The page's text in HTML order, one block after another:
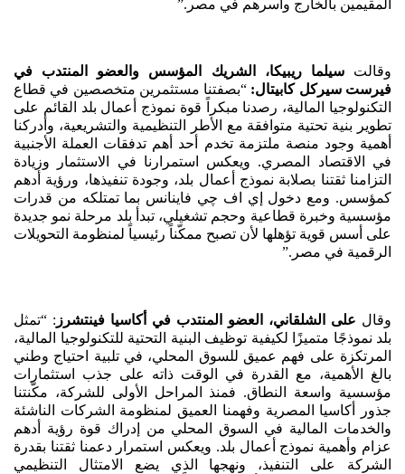
المقيمين بالخارج وأسرهم في مصر.”
وقالتسيلما ريبيكا، الشريك المؤسس والعضو المنتدب في
فيرست سيركل كابيتال: “بصفتنا مستثمرين متخصصين في قطاع
التكنولوجيا المالية، رصدنا مبكراً قوة نموذج أعمال بلد القائم على
تطوير بنية تحتية متوافقة مع الأطر التنظيمية والتشريعية، وأدركنا
أهمية وجود منصة ملتزمة تخدم أحد أهم تدفقات العملة الأجنبية
في الاقتصاد المصري. ويعكس استمرارنا في الاستثمار وزيادة
التزامنا ثقتنا بصلابة نموذج أعمال بلد، وجودة تنفيذها، ورؤية أدهم
كمؤسس. ومع دخول إي اف چي فاينانس بما تمتلكه من قدرات
مؤسسية وخبرة قطاعية وحجم تشغيلي، تبدأ بلد مرحلة نمو جديدة
على أسس قوية تؤهلها لأن تصبح ممكّناً رئيسياً لمنظومة التحويلات
الرقمية في مصر.”
وقال على الشلقاني، العضو المنتدب في أكاسيا فينتشرز : “تمثل
بلد نموذجًا متميزًا لكيفية توظيف البنية التحتية للتكنولوجيا المالية،
المرتكزة على فهم عميق للسوق المحلي، في تلبية احتياج وطني
بالغ الأهمية، مع القدرة في الوقت ذاته على جذب استثمارات
مؤسسية واسعة النطاق. فمنذ المراحل الأولى للشركة، مكّنتنا
جذور أكاسيا المصرية وفهمنا العميق لمنظومة الشركات الناشئة
والخدمات المالية في السوق المحلي من إدراك قوة رؤية أدهم
عزام وأهمية نموذج أعمال بلد. ويعكس استمرار دعمنا ثقتنا بقدرة
الشركة على التنفيذ، ونهجها الذي يضع الامتثال التنظيمي